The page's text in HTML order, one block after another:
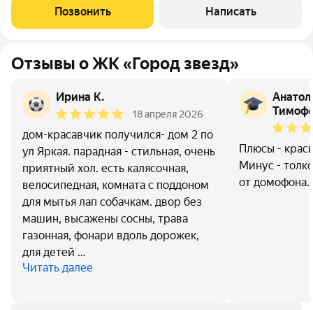
желании сохранения рассрочки, последний платеж в 2029
году. Продуманная планировка:
Позвонить Написать
Отзывы о ЖК «Город звезд»
Ирина К.
18 апреля 2026
дом-красавчик получился- дом 2 по
ул Яркая. парадная - стильная, очень
приятный хол. есть калясочная,
велосипедная, комната с поддоном
для мытья лап собачкам. двор без
машин, высажены сосны, трава
газонная, фонари вдоль дорожек,
для детей …
Читать далее
Плюсы -
Минус -
от домофона.